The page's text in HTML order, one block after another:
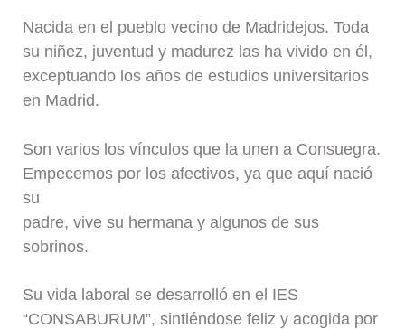
Nacida en el pueblo vecino de Madridejos. Toda
su niñez, juventud y madurez las ha vivido en él,
exceptuando los años de estudios universitarios
en Madrid.
Son varios los vínculos que la unen a Consuegra.
Empecemos por los afectivos, ya que aquí nació
su
padre, vive su hermana y algunos de sus
sobrinos.
Su vida laboral se desarrolló en el IES
“CONSABURUM”, sintiéndose feliz y acogida por